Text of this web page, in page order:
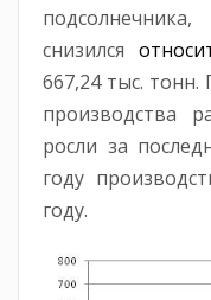
снизился
667,24 тыс.
производства
росли за
году
году.